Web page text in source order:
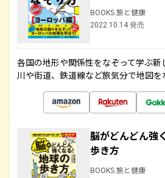
BOOKS 旅と健康
2022.10.14 発売
各国の地形や関係性をなぞって学ぶ新
川や街道、鉄道線など旅気分で地図を
脳がどんどん強
歩き方
BOOKS 旅と健康